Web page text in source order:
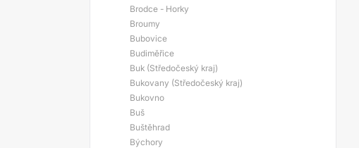
Brodce - Horky
Broumy
Bubovice
Budiměřice
Buk (Středočeský kraj)
Bukovany (Středočeský kraj)
Bukovno
Buš
Buštěhrad
Býchory